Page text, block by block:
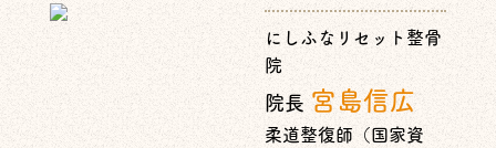
にしふなリセット整骨
院
院長宮島信広
柔道整復師（国家資